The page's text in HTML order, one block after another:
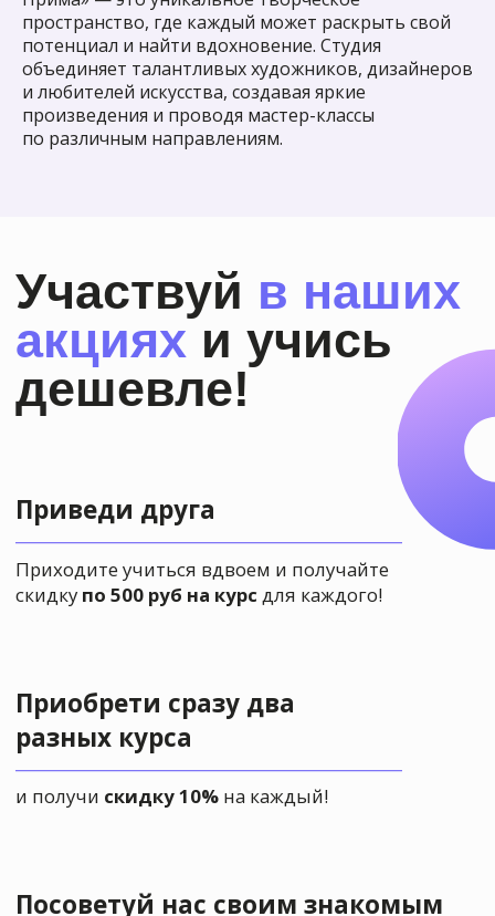
пространство, где каждый может раскрыть свой
потенциал и найти вдохновение. Студия
объединяет талантливых художников, дизайнеров
и любителей искусства, создавая яркие
произведения и проводя мастер-классы
по различным направлениям.
наших учеников
Несколько раз в год мы устраиваем
выставки картин наших учеников
в галереях Москвы. Хотите
и Вы участвовать в выставках?
Скорее записывайтесь в нашу